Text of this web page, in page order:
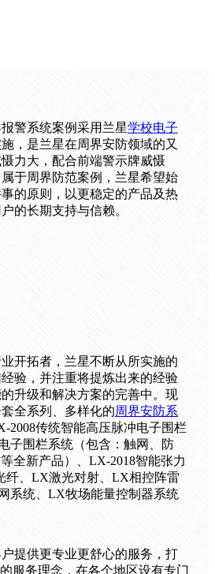
警系统案例采用兰星学校电子
施，是兰星在周界安防领域的又
力大，配合前端警示牌威慑
于周界防范案例，兰星希望始
的原则，以更稳定的产品及热
的长期支持与信赖。
开拓者，兰星不断从所实施的
验，并注重将提炼出来的经验
升级和解决方案的完善中。现
全系列、多样化的周界安防系
2008传统智能高压脉冲电子围栏
子围栏系统（包含：触网、防
全新产品）、LX-2018智能张力
纤、LX激光对射、LX相控阵雷
系统、LX牧场能量控制器系统
提供更专业更舒心的服务，打
服务理念，在各个地区设有专门